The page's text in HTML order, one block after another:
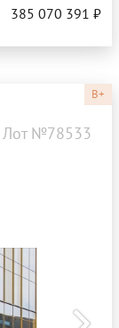
385 070 391 ₽
B+
Лот №78533